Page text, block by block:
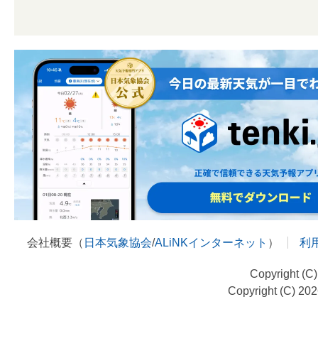
会社概要（ 日本気象協会/ALiNKインターネット ） 利
Copyright
Copyright (C)